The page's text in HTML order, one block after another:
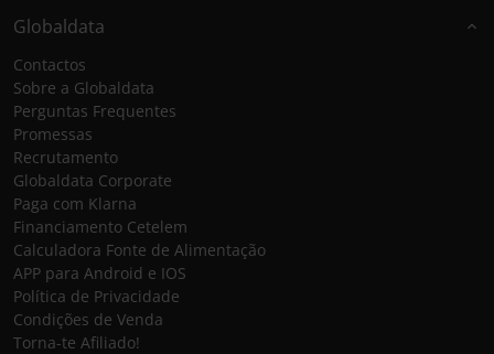
Globaldata
Contactos
Sobre a Globaldata
Perguntas Frequentes
Promessas
Recrutamento
Globaldata Corporate
Paga com Klarna
Financiamento Cetelem
Calculadora Fonte de Alimentação
APP para Android e IOS
Política de Privacidade
Condições de Venda
Torna-te Afiliado!